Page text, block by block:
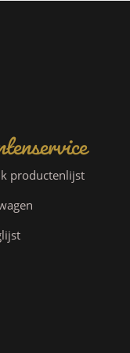
productenlijst